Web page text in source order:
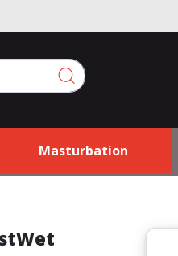
Masturbation